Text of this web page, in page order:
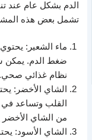
الدم بشكل عام عند
تشمل بعض هذه
ماء الشعير:
ضغط الدم. يمكن
نظام غذائي صحي.
الشاي الأخضر:
من الشاي الأخضر
الشاي الأسود: